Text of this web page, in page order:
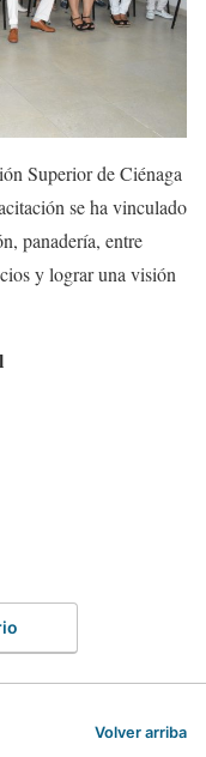
Superior de Ciénaga
se ha vinculado
panadería, entre
y lograr una visión
Volver arriba